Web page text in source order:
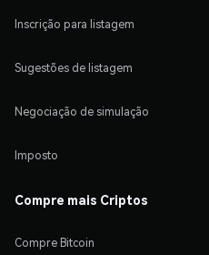
Inscrição para listagem
Sugestões de listagem
Negociação de simulação
Imposto
Compre mais Criptos
Compre Bitcoin